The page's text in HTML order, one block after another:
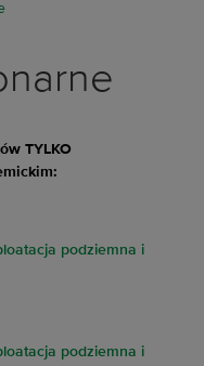
TYLKO
podziemna i
podziemna i